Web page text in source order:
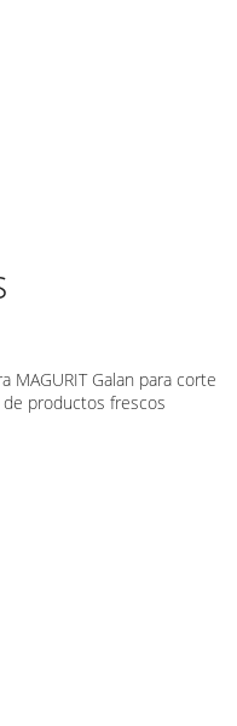
MAGURIT Galan para corte
productos frescos